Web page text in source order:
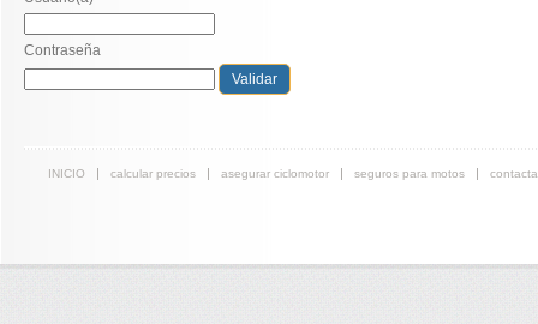
Contraseña
INICIO calcular precios asegurar ciclomotor seguros para motos